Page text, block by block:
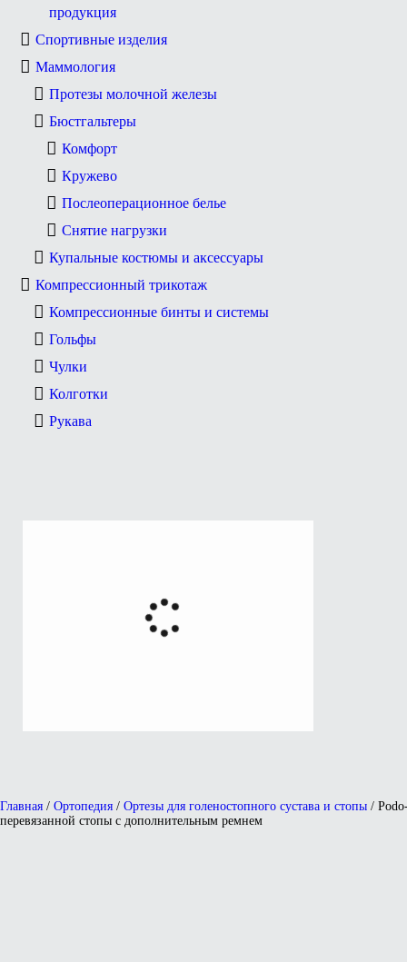
Главная / Ортопедия / Ортезы для голеностопного сустава и стопы /
перевязанной стопы с дополнительным ремнем
продукция
Спортивные изделия
Маммология
Протезы молочной железы
Бюстгальтеры
Комфорт
Кружево
Послеоперационное белье
Снятие нагрузки
Купальные костюмы и аксессуары
Компрессионный трикотаж
Компрессионные бинты и системы
Гольфы
Чулки
Колготки
Рукава